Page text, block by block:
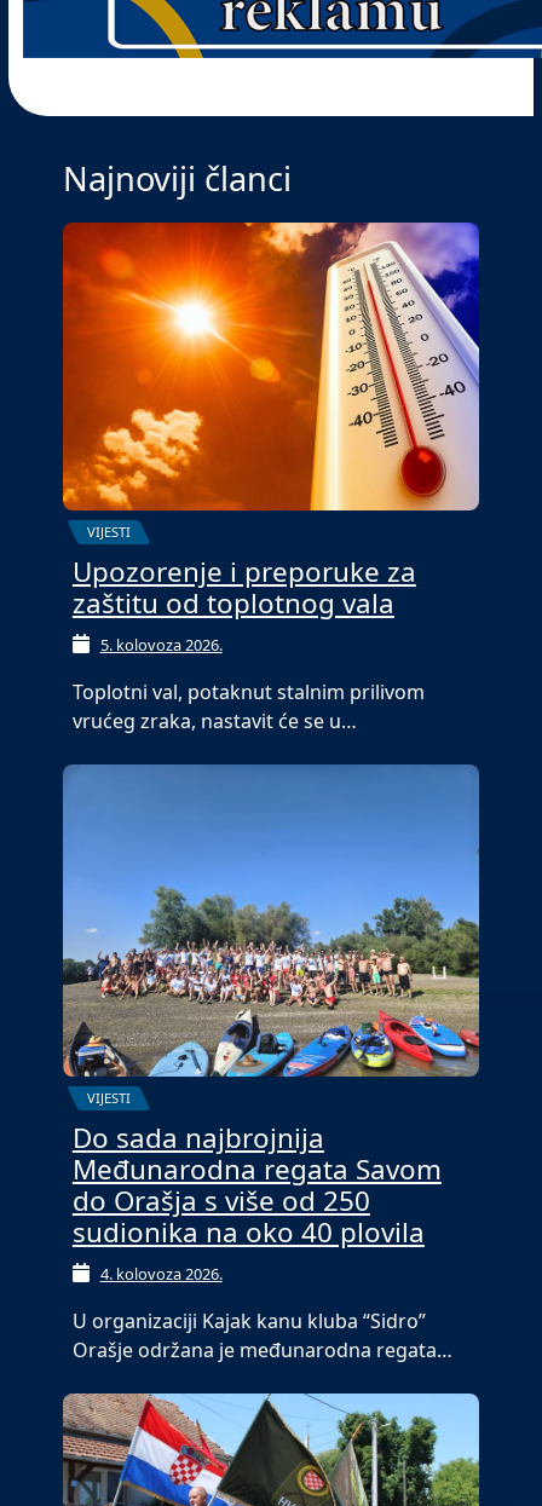
Najnoviji članci
VIJESTI
Upozorenje i preporuke za
zaštitu od toplotnog vala
5. kolovoza 2026.
Toplotni val, potaknut stalnim prilivom
vrućeg zraka, nastavit će se u…
VIJESTI
Do sada najbrojnija
Međunarodna regata Savom
do Orašja s više od 250
sudionika na oko 40 plovila
4. kolovoza 2026.
U organizaciji Kajak kanu kluba “Sidro”
Orašje održana je međunarodna regata…